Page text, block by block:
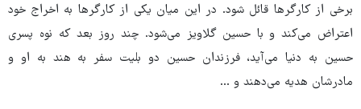
برخی از کارگرها قائل شود. در این میان یکی از کارگرها به اخراج خود
اعتراض می‌کند و با حسین گلاویز می‌شود. چند روز بعد که نوه‌ پسری
حسین به دنیا می‌آید، فرزندان حسین دو بلیت سفر به هند به او و
مادرشان هدیه می‌دهند و ...